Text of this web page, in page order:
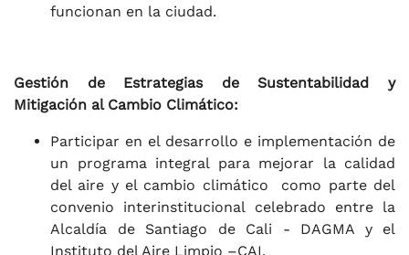
funcionan en la ciudad.
Gestión de Estrategias de Sustentabilidad y
Mitigación al Cambio Climático:
Participar en el desarrollo e implementación de
un programa integral para mejorar la calidad
del aire y el cambio climático como parte del
convenio interinstitucional celebrado entre la
Alcaldía de Santiago de Cali - DAGMA y el
Instituto del Aire Limpio –CAI.